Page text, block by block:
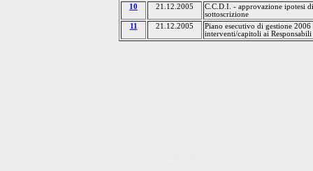
10
21.12.2005
C.C.D.I. - approvazione ipotesi
sottoscrizione
11
21.12.2005
Piano esecutivo di gestione
interventi/capitoli ai